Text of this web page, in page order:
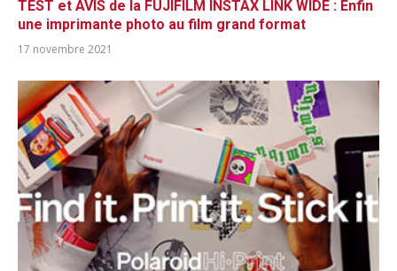
TEST et AVIS de la FUJIFILM INSTAX LINK WIDE : Enfin
une imprimante photo au film grand format
17 novembre 2021